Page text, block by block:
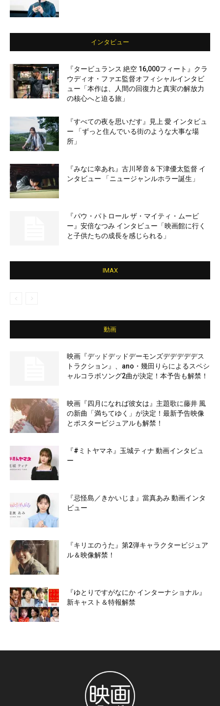
インタビュー
『タービュランス 絶空 16,000フィート』クラ
ウディオ・ファエ監督オフィシャルインタビ
ュー「本作は、人間の回復力と真実の解放力
の核心へと迫る旅」
『すべての夜を思いだす』見上 愛 インタビュ
ー 「ずっと住んでいる街のような大事な場
所」
『みなに幸あれ』古川琴音＆下津優太監督 イ
ンタビュー 「ニュージャンルホラー誕生」
『パウ・パトロール ザ・マイティ・ムービ
ー』安倍なつみ インタビュー「映画館に行く
と子供たちの成長を感じられる」
IMAX
動画
映画『デッドデッドデーモンズデデデデデス
トラクション』、ano・幾田りらによるスペシ
ャルコラボソング2曲が決定！本予告も解禁！
映画『四月になれば彼女は』主題歌に藤井 風
の新曲「満ちてゆく」が決定！最新予告映像
とポスタービジュアルも解禁！
『#ミトヤマネ』玉城ティナ 動画インタビュ
ー
『忌怪島／きかいじま』當真あみ 動画インタ
ビュー
『キリエのうた』第2弾キャラクタービジュア
ル＆映像解禁！
『ゆとりですがなにか インターナショナル』
新キャスト＆特報解禁